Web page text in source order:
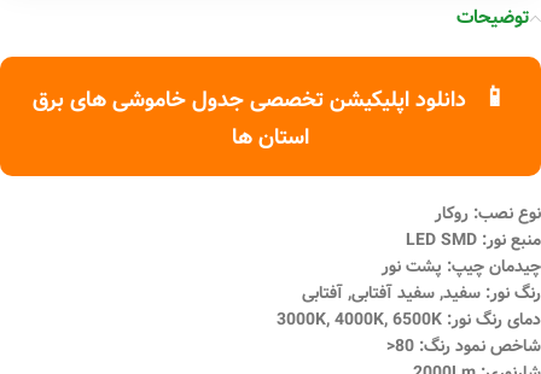
توضیحات
📱
دانلود اپلیکیشن تخصصی جدول خاموشی های برق
استان ها
نوع نصب: روکار
منبع نور: LED SMD
چیدمان چیپ: پشت نور
رنگ نور: سفید, سفید آفتابی, آفتابی
دمای رنگ نور: 3000K, 4000K, 6500K
شاخص نمود رنگ: 80<